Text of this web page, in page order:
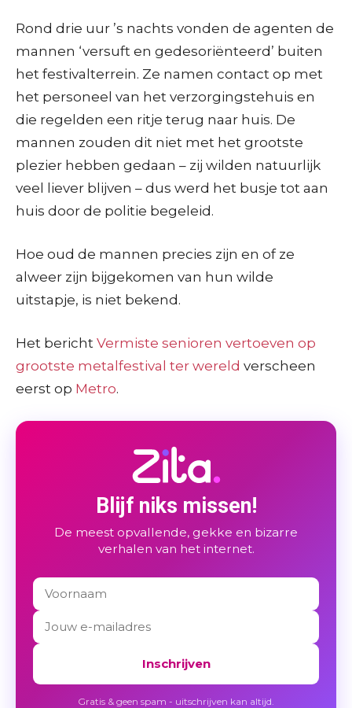
Rond drie uur ’s nachts vonden de agenten de
mannen ‘versuft en gedesoriënteerd’ buiten
het festivalterrein. Ze namen contact op met
het personeel van het verzorgingstehuis en
die regelden een ritje terug naar huis. De
mannen zouden dit niet met het grootste
plezier hebben gedaan – zij wilden natuurlijk
veel liever blijven – dus werd het busje tot aan
huis door de politie begeleid.
Hoe oud de mannen precies zijn en of ze
alweer zijn bijgekomen van hun wilde
uitstapje, is niet bekend.
Het bericht Vermiste senioren vertoeven op
grootste metalfestival ter wereld verscheen
eerst op Metro.
Blijf niks missen!
De meest opvallende, gekke en bizarre
verhalen van het internet.
Inschrijven
Gratis & geen spam - uitschrijven kan altijd.